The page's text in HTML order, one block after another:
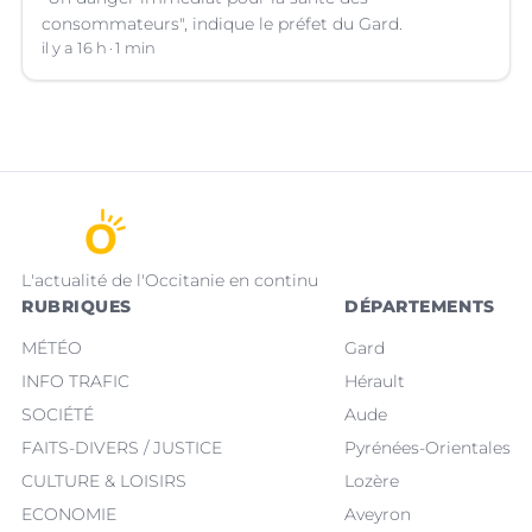
consommateurs", indique le préfet du Gard.
il y a 16 h 1 min
L'actualité de l'Occitanie en continu
RUBRIQUES
MÉTÉO
INFO TRAFIC
SOCIÉTÉ
FAITS-DIVERS / JUSTICE
CULTURE & LOISIRS
ECONOMIE
DÉPARTEMENTS
Gard
Hérault
Aude
Pyrénées-Orientales
Lozère
Aveyron